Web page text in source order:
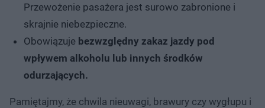
Przewożenie pasażera jest surowo zabronione i
skrajnie niebezpieczne.
Obowiązuje bezwzględny zakaz jazdy pod
wpływem alkoholu lub innych środków
odurzających.
Pamiętajmy, że chwila nieuwagi, brawury czy wygłupu i